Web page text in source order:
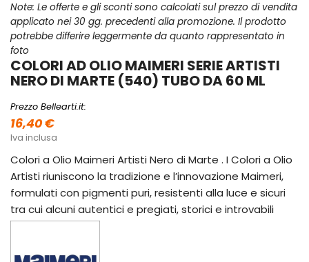
Note: Le offerte e gli sconti sono calcolati sul prezzo di vendita
applicato nei 30 gg. precedenti alla promozione. Il prodotto
potrebbe differire leggermente da quanto rappresentato in
foto
COLORI AD OLIO MAIMERI SERIE ARTISTI
NERO DI MARTE (540) TUBO DA 60 ML
Prezzo Bellearti.it:
16,40 €
Iva inclusa
Colori a Olio Maimeri Artisti Nero di Marte . I Colori a Olio
Artisti riuniscono la tradizione e l’innovazione Maimeri,
formulati con pigmenti puri, resistenti alla luce e sicuri
tra cui alcuni autentici e pregiati, storici e introvabili